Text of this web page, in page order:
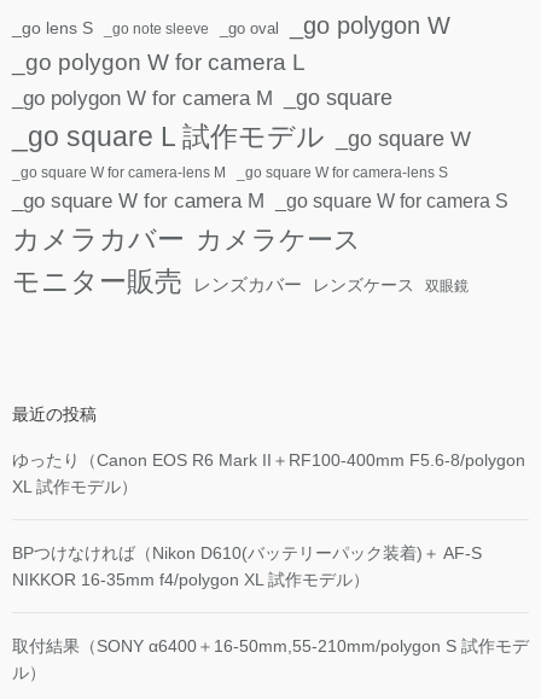
_go lens S _go note sleeve _go oval _go polygon W
_go polygon W for camera L
_go polygon W for camera M _go square
_go square L 試作モデル _go square W
_go square W for camera-lens M _go square W for camera-lens S
_go square W for camera M _go square W for camera S
カメラカバー カメラケース
モニター販売
レンズカバー レンズケース 双眼鏡
最近の投稿
ゆったり（Canon EOS R6 Mark II＋RF100-400mm F5.6-8/polygon
XL 試作モデル）
BPつけなければ（Nikon D610(バッテリーパック装着)＋ AF-S
NIKKOR 16-35mm f4/polygon XL 試作モデル）
取付結果（SONY α6400＋16-50mm,55-210mm/polygon S 試作モデ
ル）